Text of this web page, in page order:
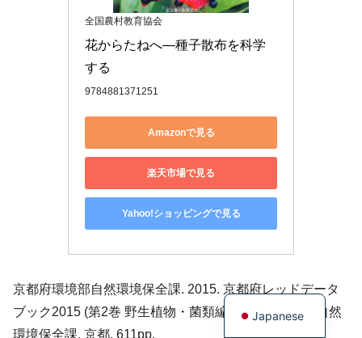
全国農村教育協会
花からたねへ―種子散布を科学
する
9784881371251
Amazonで見る
楽天市場で見る
Yahoo!ショッピングで見る
京都府環境部自然環境保全課. 2015. 京都府レッドデータ
ブック2015 (第2巻 野生植物・菌類編). 京都府環境部自然
環境保全課, 京都. 611pp.
Japanese
English